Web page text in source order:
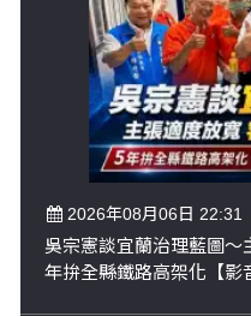
2026年08月06日 22:31
吳宗憲談宜蘭治理藍圖～
年拚全縣鐵路高架化【影